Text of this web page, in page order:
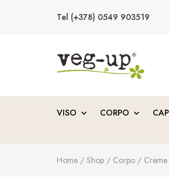
Tel (+378) 0549 903519
VegUp.bio
VISO CORPO
Home / Shop / Corpo /